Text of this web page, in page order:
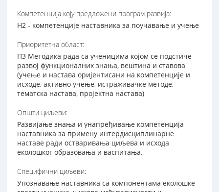
Компетенција коју предложени програм развија:
Н2 - компетенције наставника за поучавање и учење
Приоритетна област:
П3 Методика рада са ученицима којом се подстиче
развој функционалних знања, вештина и ставова
(учење и настава оријентисани на компетенције и
исходе, активно учење, истраживачке методе,
тематска настава, пројектна настава)
Општи циљеви:
Развијање знања и унапређивање компетенција
наставника за примену интердисциплинарне
наставе ради остваривања циљева и исхода
еколошког образовања и васпитања.
Специфични циљеви:
Упознавање наставника са компонентама еколошке